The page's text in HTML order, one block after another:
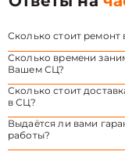
Сколько стоит
Сколько времени
Вашем СЦ?
Сколько стоит
в СЦ?
Выдаётся ли вами
работы?